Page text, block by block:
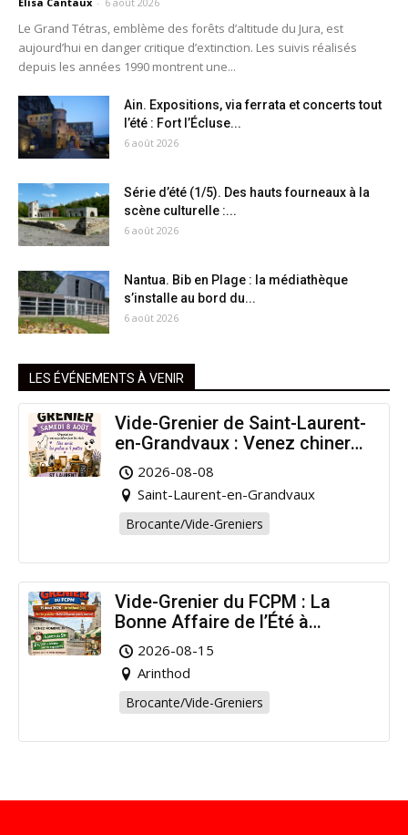
Le Grand Tétras, emblème des forêts d’altitude du Jura, est
aujourd’hui en danger critique d’extinction. Les suivis réalisés
depuis les années 1990 montrent une...
Ain. Expositions, via ferrata et concerts tout
l’été : Fort l’Écluse...
6 août 2026
Série d’été (1/5). Des hauts fourneaux à la
scène culturelle :...
6 août 2026
Nantua. Bib en Plage : la médiathèque
s’installe au bord du...
6 août 2026
LES ÉVÉNEMENTS À VENIR
Vide-Grenier de Saint-Laurent-
en-Grandvaux : Venez chiner
pour la bonne cause !
2026-08-08
Saint-Laurent-en-Grandvaux
Brocante/Vide-Greniers
Vide-Grenier du FCPM : La
Bonne Affaire de l’Été à
Arinthod !
2026-08-15
Arinthod
Brocante/Vide-Greniers